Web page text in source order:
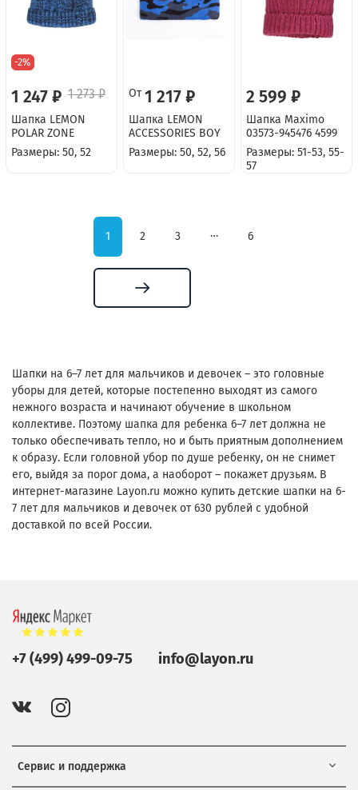
-2%
1 247 ₽ 1 273 ₽
Шапка LEMON
POLAR ZONE
Размеры: 50, 52
От 1 217 ₽
Шапка LEMON
ACCESSORIES BOY
Размеры: 50, 52, 56
2 599 ₽
Шапка Maximo
03573-945476 4599
Размеры: 51-53, 55-
57
1 2 3 … 6
Шапки на 6–7 лет для мальчиков и девочек – это головные
уборы для детей, которые постепенно выходят из самого
нежного возраста и начинают обучение в школьном
коллективе. Поэтому шапка для ребенка 6–7 лет должна не
только обеспечивать тепло, но и быть приятным дополнением
к образу. Если головной убор по душе ребенку, он не снимет
его, выйдя за порог дома, а наоборот – покажет друзьям. В
интернет-магазине Layon.ru можно купить детские шапки на 6-
7 лет для мальчиков и девочек от 630 рублей с удобной
доставкой по всей России.
Сервис и поддержка
+7 (499) 499-09-75 info@layon.ru